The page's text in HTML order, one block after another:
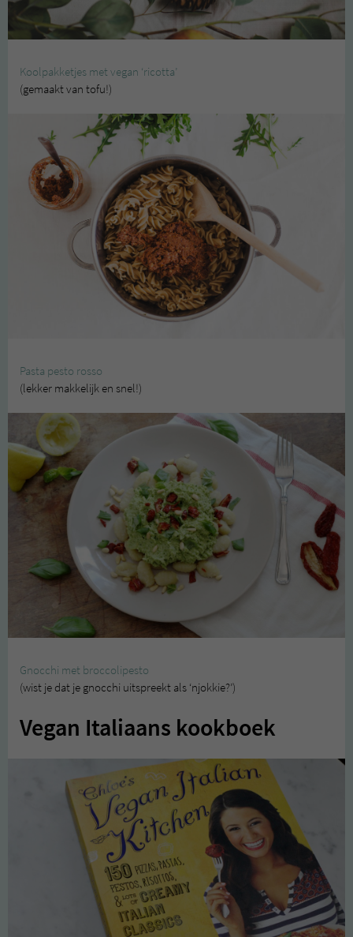
Koolpakketjes met vegan ‘ricotta’
(gemaakt van tofu!)
Pasta pesto rosso
(lekker makkelijk en snel!)
Gnocchi met broccolipesto
(wist je dat je gnocchi uitspreekt als ‘njokkie?’)
Vegan Italiaans kookboek